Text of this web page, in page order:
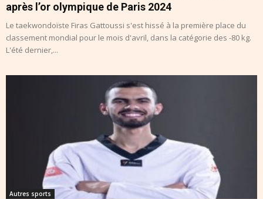
après l’or olympique de Paris 2024
Le taekwondoïste Firas Gattoussi s'est hissé à la première place du
classement mondial pour le mois d'avril, dans la catégorie des -80 kg.
L'été dernier,...
Autres sports